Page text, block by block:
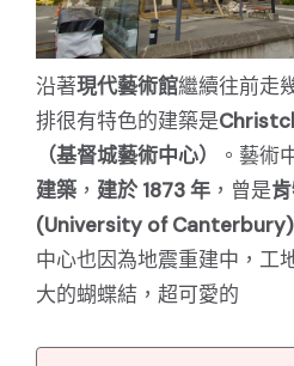
沿著現代藝術館繼續往前走
排很有特色的建築是
（基督城藝術中心）
。藝術
建築 ， 建於 1873 年 ，曾是
(University of Canterbury)
中心也因為地震重建中，工
大的蝴蝶結，超可愛的